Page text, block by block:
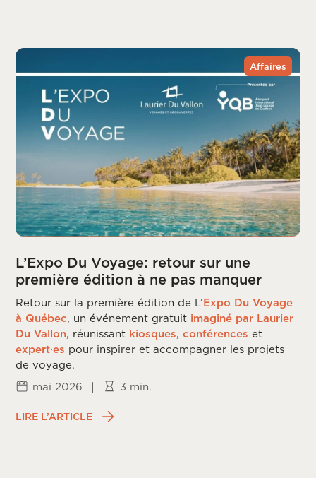
Affaires
L’Expo Du Voyage: retour sur une
première édition à ne pas manquer
Retour sur la première édition de L’Expo Du Voyage
à Québec, un événement gratuit imaginé par Laurier
Du Vallon, réunissant kiosques,conférences et
expert·es pour inspirer et accompagner les projets
de voyage.
mai 2026
| 3 min.
LIRE L’ARTICLE